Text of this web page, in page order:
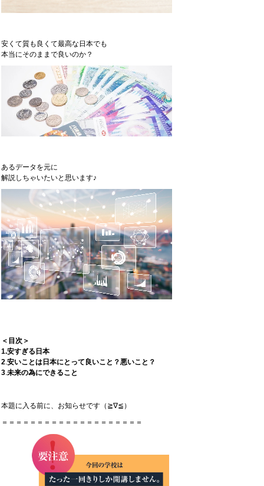
安くて質も良くて最高な日本でも
本当にそのままで良いのか？
あるデータを元に
解説しちゃいたいと思います♪
＜目次＞
1.安すぎる日本
2.安いことは日本にとって良いこと？悪いこと？
3.未来の為にできること
本題に入る前に、お知らせです（≧∇≦）
＝＝＝＝＝＝＝＝＝＝＝＝＝＝＝＝＝＝＝＝